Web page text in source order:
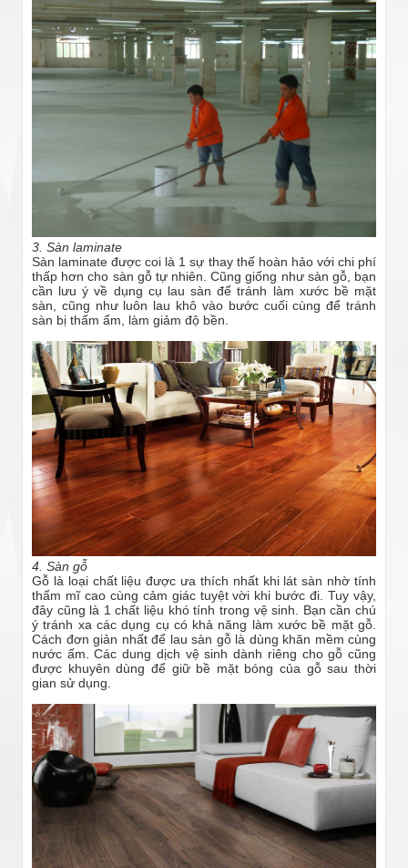
3. Sàn laminate
Sàn laminate được coi là 1 sự thay thế hoàn hảo với chi phí
thấp hơn cho sàn gỗ tự nhiên. Cũng giống như sàn gỗ, bạn
cần lưu ý về dụng cụ lau sàn để tránh làm xước bề mặt
sàn, cũng như luôn lau khô vào bước cuối cùng để tránh
sàn bị thấm ẩm, làm giảm độ bền.
4. Sàn gỗ
Gỗ là loại chất liệu được ưa thích nhất khi lát sàn nhờ tính
thẩm mĩ cao cùng cảm giác tuyệt vời khi bước đi. Tuy vậy,
đây cũng là 1 chất liệu khó tính trong vệ sinh. Bạn cần chú
ý tránh xa các dụng cụ có khả năng làm xước bề mặt gỗ.
Cách đơn giản nhất để lau sàn gỗ là dùng khăn mềm cùng
nước ấm. Các dung dịch vệ sinh dành riêng cho gỗ cũng
được khuyên dùng để giữ bề mặt bóng của gỗ sau thời
gian sử dụng.